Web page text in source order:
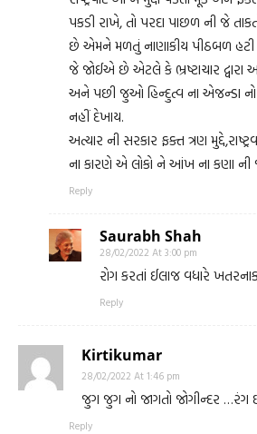
પકડી રાખે, તો પરદા પાછળ ની જે
છે એમને મળતું નાણાકીય પીઠબળ હટી
જે જોઈએ છે એટલે કે ભ્રષ્ટાચાર
અને પછી જુઓ હિન્દુત્વ ના એજન્ડા નો
નહીં દેખાય.
અત્યાર ની સરકાર ફક્ત ત્રણ
ના કારણે એ લોકો ને આંખ ના કણા
Reply
Saurabh Shah
28/02/2022 At 3:00 pm
રોગ કરતાં ઈલાજ વધારે
Reply
Kirtikumar
28/02/2022 At 1:46 pm
જુગ જુગ નો જાગતો જોગીન્દર
Reply